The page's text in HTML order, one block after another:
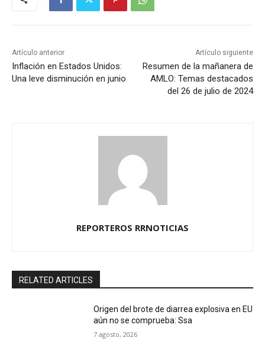
Artículo anterior
Inflación en Estados Unidos:
Una leve disminución en junio
Artículo siguiente
Resumen de la mañanera de
AMLO: Temas destacados
del 26 de julio de 2024
REPORTEROS RRNOTICIAS
RELATED ARTICLES
Origen del brote de diarrea explosiva en EU
aún no se comprueba: Ssa
7 agosto, 2026